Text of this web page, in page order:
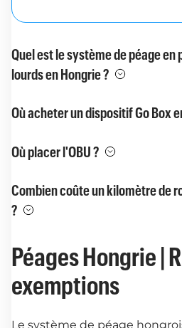
Quel est le système de péage en
lourds en Hongrie ?
Où acheter un dispositif Go Box
Où placer l'OBU ?
Combien coûte un kilomètre de
?
Péages Hongrie |
exemptions
Le système de péage